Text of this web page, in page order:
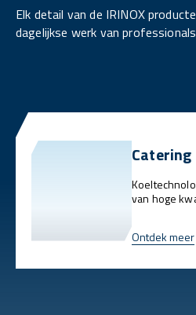
Elk detail van de IRINOX
dagelijkse werk van
Catering
van hoge
Ontdek meer